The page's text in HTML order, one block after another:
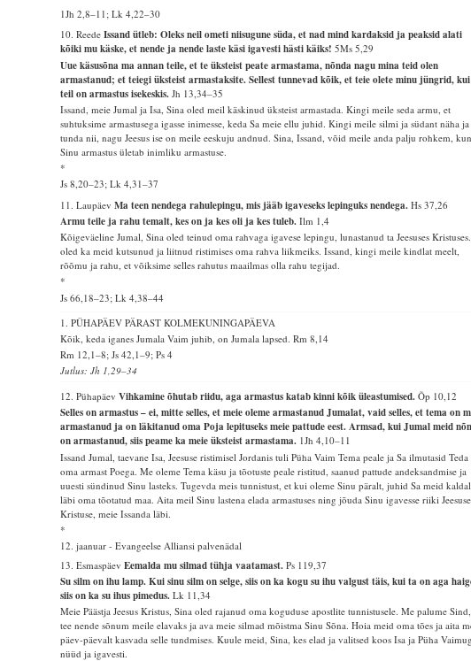
1Jh 2,8–11; Lk 4,22–30
10. ReedeIssand ütleb: Oleks neil ometi niisugune süda, et nad mind kardaksid ja peaksid alati
kõiki mu käske, et nende ja nende laste käsi igavesti hästi käiks!5Ms 5,29
Uue käsusõna ma annan teile, et te üksteist peate armastama, nõnda nagu mina teid olen
armastanud; et teiegi üksteist armastaksite. Sellest tunnevad kõik, et teie olete minu jüngrid, kui
teil on armastus isekeskis.Jh 13,34–35
Issand, meie Jumal ja Isa, Sina oled meil käskinud üksteist armastada. Kingi meile seda armu, et
suhtuksime armastusega igasse inimesse, keda Sa meie ellu juhid. Kingi meile silmi ja südant näha ja
tunda nii, nagu Jeesus ise on meile eeskuju andnud. Sina, Issand, võid meile anda palju rohkem,
Sinu armastus ületab inimliku armastuse.
*
Js 8,20–23; Lk 4,31–37
11. LaupäevMa teen nendega rahulepingu, mis jääb igaveseks lepinguks nendega.Hs 37,26
Armu teile ja rahu temalt, kes on ja kes oli ja kes tuleb.Ilm 1,4
Kõigeväeline Jumal, Sina oled teinud oma rahvaga igavese lepingu, lunastanud ta Jeesuses
oled ka meid kutsunud ja liitnud ristimises oma rahva liikmeiks. Issand, kingi meile kindlat meelt,
rõõmu ja rahu, et võiksime selles rahutus maailmas olla rahu tegijad.
*
Js 66,18–23; Lk 4,38–44
1. PÜHAPÄEV PÄRAST KOLMEKUNINGAPÄEVA
Kõik, keda iganes Jumala Vaim juhib, on Jumala lapsed.Rm 8,14
Rm 12,1–8; Js 42,1–9; Ps 4
Jutlus: Jh 1,29–34
12. PühapäevVihkamine õhutab riidu, aga armastus katab kinni kõik üleastumised.Õp 10,12
Selles on armastus – ei, mitte selles, et meie oleme armastanud Jumalat, vaid selles, et tema on
armastanud ja on läkitanud oma Poja lepituseks meie pattude eest. Armsad, kui Jumal meid
on armastanud, siis peame ka meie üksteist armastama. 1Jh 4,10–11
Issand Jumal, taevane Isa, Jeesuse ristimisel Jordanis tuli Püha Vaim Tema peale ja Sa ilmutasid
oma armast Poega. Me oleme Tema käsu ja tõotuste peale ristitud, saanud pattude andeksandmise ja
uuesti sündinud Sinu lasteks. Tugevda meis tunnistust, et kui oleme Sinu päralt, juhid Sa meid
läbi oma tõotatud maa. Aita meil Sinu lastena elada armastuses ning jõuda Sinu igavesse riiki Jeesuse
Kristuse, meie Issanda läbi.
*
12. jaanuar - Evangeelse Alliansi palvenädal
13. EsmaspäevEemalda mu silmad tühja vaatamast.Ps 119,37
Su silm on ihu lamp. Kui sinu silm on selge, siis on ka kogu su ihu valgust täis, kui ta on aga
siis on ka su ihus pimedus.Lk 11,34
Meie Päästja Jeesus Kristus, Sina oled rajanud oma koguduse apostlite tunnistusele. Me palume Sind,
tee nende sõnum meile elavaks ja ava meie silmad mõistma Sinu Sõna. Hoia meid oma tões ja aita
päev-päevalt kasvada selle tundmises. Kuule meid, Sina, kes elad ja valitsed koos Isa ja Püha
nüüd ja igavesti.